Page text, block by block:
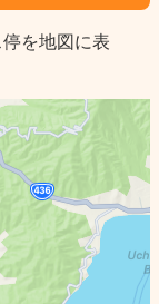
を地図に表